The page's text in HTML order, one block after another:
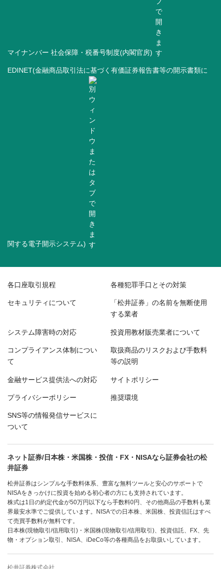
マイナンバー 社会保障・税番号制度(内閣官房)
EDINET(金融商品取引法に基づく有価証券報告書等の開示書類に
関する電子開示システム)
各口座取引規程 各種犯罪手口とその対策
セキュリティについて 「松井証券」の名前を無断使用
する業者
システム障害時の対応 投資用教材販売業者について
コンプライアンス体制につい
て
取扱商品のリスクおよび手数料
等の説明
金融サービス提供法への対応 サイトポリシー
プライバシーポリシー 推奨環境
SNS等の情報発信サービスに
ついて
ネット証券/日本株・米国株・投信・FX・NISAなら証券会社の松
井証券
松井証券はシンプルな手数料体系、豊富な無料ツールと安心のサポートで
NISAをきっかけに投資を始める初心者の方にも支持されています。
株式は1日の約定代金が50万円以下なら手数料0円、その他商品の手数料も業
界最安水準でご提供しています。NISAでの日本株、米国株、投資信託はすべ
て売買手数料が無料です。
日本株(現物取引/信用取引)・米国株(現物取引/信用取引)、投資信託、FX、先
物・オプション取引、NISA、iDeCo等の各種商品をお取扱いしています。
松井証券株式会社